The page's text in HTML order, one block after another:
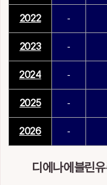
2022 -
2023 -
2024 -
2025 -
2026 -
디에나에블린